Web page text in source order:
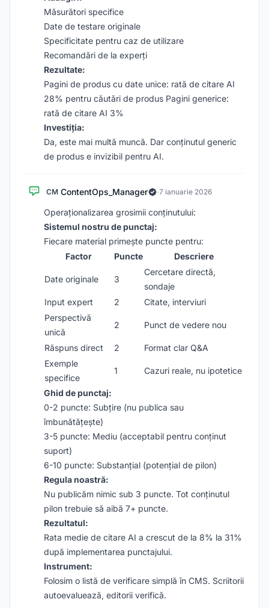
Măsurători specifice
Date de testare originale
Specificitate pentru caz de utilizare
Recomandări de la experți
Rezultate:
Pagini de produs cu date unice: rată de citare AI
28% pentru căutări de produs Pagini generice:
rată de citare AI 3%
Investiția:
Da, este mai multă muncă. Dar conținutul generic
de produs e invizibil pentru AI.
CM ContentOps_Manager ·7 ianuarie 2026
Operaționalizarea grosimii conținutului:
Sistemul nostru de punctaj:
Fiecare material primește puncte pentru:
Factor
Puncte Descriere
Date originale 3
Cercetare directă,
sondaje
Input expert
2
Citate, interviuri
Perspectivă
unică
2 Punct de vedere nou
Răspuns direct 2
Format clar Q&A
Exemple
specifice
1 Cazuri reale, nu ipotetice
Ghid de punctaj:
0-2 puncte: Subțire (nu publica sau
îmbunătățește)
3-5 puncte: Mediu (acceptabil pentru conținut
suport)
6-10 puncte: Substanțial (potențial de pilon)
Regula noastră:
Nu publicăm nimic sub 3 puncte. Tot conținutul
pilon trebuie să aibă 7+ puncte.
Rezultatul:
Rata medie de citare AI a crescut de la 8% la 31%
după implementarea punctajului.
Instrument:
Folosim o listă de verificare simplă în CMS. Scriitorii
autoevaluează, editorii verifică.